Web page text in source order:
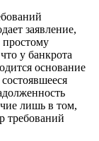
заявление,
простому
у банкрота
основание
лишь в том,
требований